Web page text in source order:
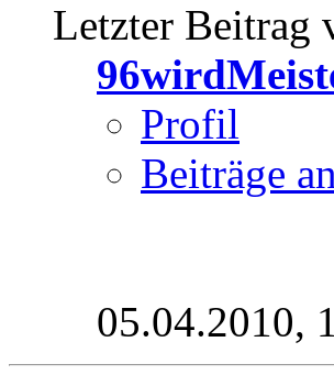
Letzter Beitrag
Profil
Beiträge
05.04.2010,